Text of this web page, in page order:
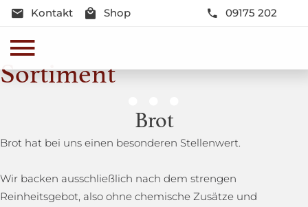
Kontakt Shop 09175 202
Sortiment
Genussmomente
Herzhaft oder süß - Beste Qualität und Frische sind
Brot
Brot hat bei uns einen besonderen Stellenwert.
Wir backen ausschließlich nach dem strengen
Reinheitsgebot, also ohne chemische Zusätze und